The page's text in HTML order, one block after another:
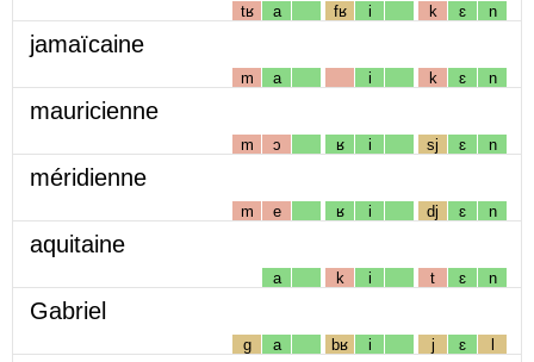
tʁ a fʁ i k ɛ n
jamaïcaine
m a i k ɛ n
mauricienne
m ɔ ʁ i sj ɛ n
méridienne
m e ʁ i dj ɛ n
aquitaine
a k i t ɛ n
Gabriel
g a bʁ i j ɛ l